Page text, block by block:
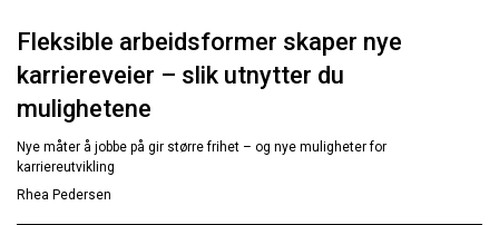
Fleksible arbeidsformer skaper nye
karriereveier – slik utnytter du
mulighetene
Nye måter å jobbe på gir større frihet – og nye muligheter for
karriereutvikling
Rhea Pedersen